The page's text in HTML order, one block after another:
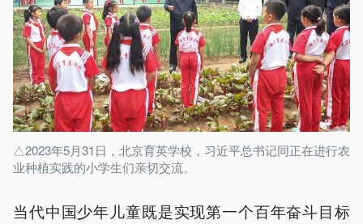
△2023年5月31日，北京育英学校，习近平总书记同正在进行农
业种植实践的小学生们亲切交流。
当代中国少年儿童既是实现第一个百年奋斗目标